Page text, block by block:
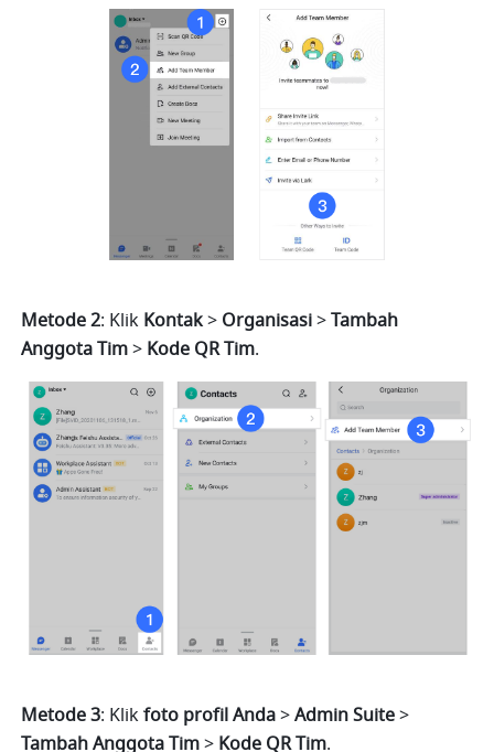
Metode 2: Klik Kontak > Organisasi > Tambah
AnggotaTim > Kode QRTim.
Metode 3: Klik foto profil Anda > AdminSuite
Tambah Anggota Tim > Kode QR Tim.